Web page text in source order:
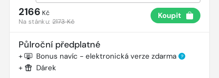
2166 Kč
Na stánku:2173 Kč
Koupit
Půlroční předplatné
+ Bonus navíc - elektronická verze zdarma ?
+ Dárek